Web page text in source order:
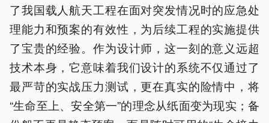
了我国载人航天工程在面对突发情况时的应急处
理能力和预案的有效性，为后续工程的实施提供
了宝贵的经验。作为设计师，这一刻的意义远超
技术本身，它意味着我们设计的系统不仅通过了
最严苛的实战压力测试，更在真实的险情中，将
“生命至上、安全第一”的理念从纸面变为现实；备